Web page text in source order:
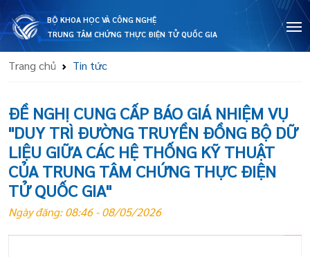
BỘ KHOA HỌC VÀ CÔNG NGHỆ
TRUNG TÂM CHỨNG THỰC ĐIỆN TỬ QUỐC GIA
Trang chủ Tin tức
ĐỀ NGHỊ CUNG CẤP BÁO GIÁ NHIỆM VỤ
"DUY TRÌ ĐƯỜNG TRUYỀN ĐỒNG BỘ DỮ
LIỆU GIỮA CÁC HỆ THỐNG KỸ THUẬT
CỦA TRUNG TÂM CHỨNG THỰC ĐIỆN
TỬ QUỐC GIA"
Ngày đăng: 08:46 - 08/05/2026